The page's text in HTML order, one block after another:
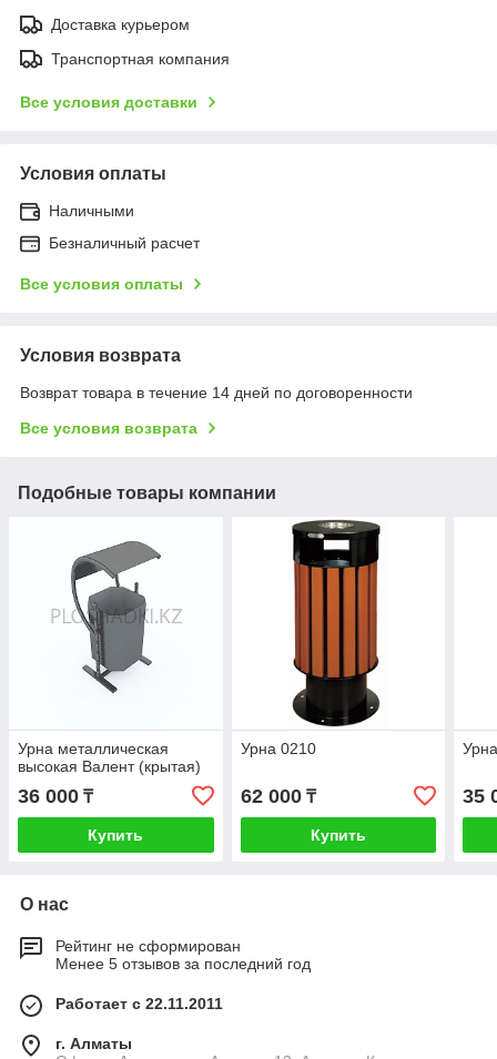
Доставка курьером
Транспортная компания
Все условия доставки
Условия оплаты
Наличными
Безналичный расчет
Все условия оплаты
Условия возврата
Возврат товара в течение 14 дней по договоренности
Все условия возврата
Подобные товары компании
Урна металлическая
высокая Валент (крытая)
36 000 ₸
Купить
Урна 0210
62 000₸
Купить
35
О нас
Рейтинг не сформирован
Менее 5 отзывов за последний год
Работает с 22.11.2011
г. Алматы